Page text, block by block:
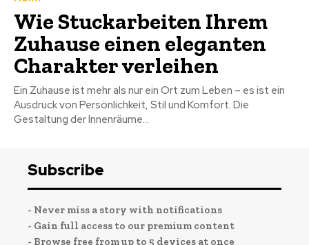
Wie Stuckarbeiten Ihrem
Zuhause einen eleganten
Charakter verleihen
Ein Zuhause ist mehr als nur ein Ort zum Leben – es ist ein
Ausdruck von Persönlichkeit, Stil und Komfort. Die
Gestaltung der Innenräume...
Subscribe
- Never miss a story with notifications
- Gain full access to our premium content
- Browse free from up to 5 devices at once